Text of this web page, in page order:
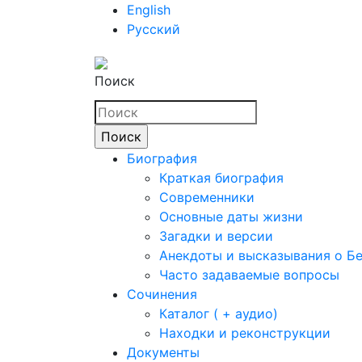
English
Русский
Поиск
Биография
Краткая биография
Современники
Основные даты жизни
Загадки и версии
Анекдоты и высказывания о
Часто задаваемые вопросы
Сочинения
Каталог ( + аудио)
Находки и реконструкции
Документы